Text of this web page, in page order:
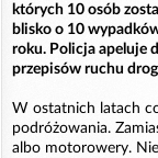
których 10 osób
blisko o 10
roku. Policja apeluje
przepisów ruchu
W ostatnich latach
podróżowania.
albo motorowery.